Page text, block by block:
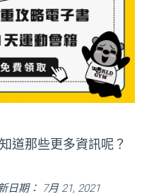
道那些更多資訊呢？
日期： 7月 21, 2021